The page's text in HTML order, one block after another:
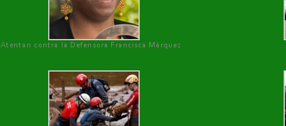
Atentan contra la Defensora Francisca Márquez